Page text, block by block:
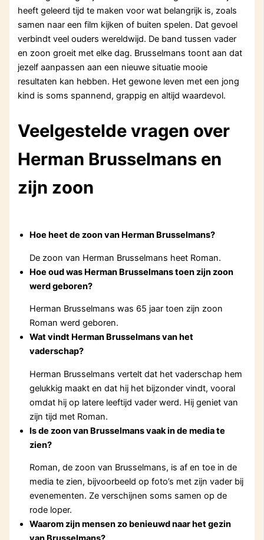
heeft geleerd tijd te maken voor wat belangrijk is, zoals
samen naar een film kijken of buiten spelen. Dat gevoel
verbindt veel ouders wereldwijd. De band tussen vader
en zoon groeit met elke dag. Brusselmans toont aan dat
jezelf aanpassen aan een nieuwe situatie mooie
resultaten kan hebben. Het gewone leven met een jong
kind is soms spannend, grappig en altijd waardevol.
Veelgestelde vragen over
Herman Brusselmans en
zijn zoon
Hoe heet de zoon van Herman Brusselmans?
De zoon van Herman Brusselmans heet Roman.
Hoe oud was Herman Brusselmans toen zijn zoon
werd geboren?
Herman Brusselmans was 65 jaar toen zijn zoon
Roman werd geboren.
Wat vindt Herman Brusselmans van het
vaderschap?
Herman Brusselmans vertelt dat het vaderschap hem
gelukkig maakt en dat hij het bijzonder vindt, vooral
omdat hij op latere leeftijd vader werd. Hij geniet van
zijn tijd met Roman.
Is de zoon van Brusselmans vaak in de media te
zien?
Roman, de zoon van Brusselmans, is af en toe in de
media te zien, bijvoorbeeld op foto’s met zijn vader bij
evenementen. Ze verschijnen soms samen op de
rode loper.
Waarom zijn mensen zo benieuwd naar het gezin